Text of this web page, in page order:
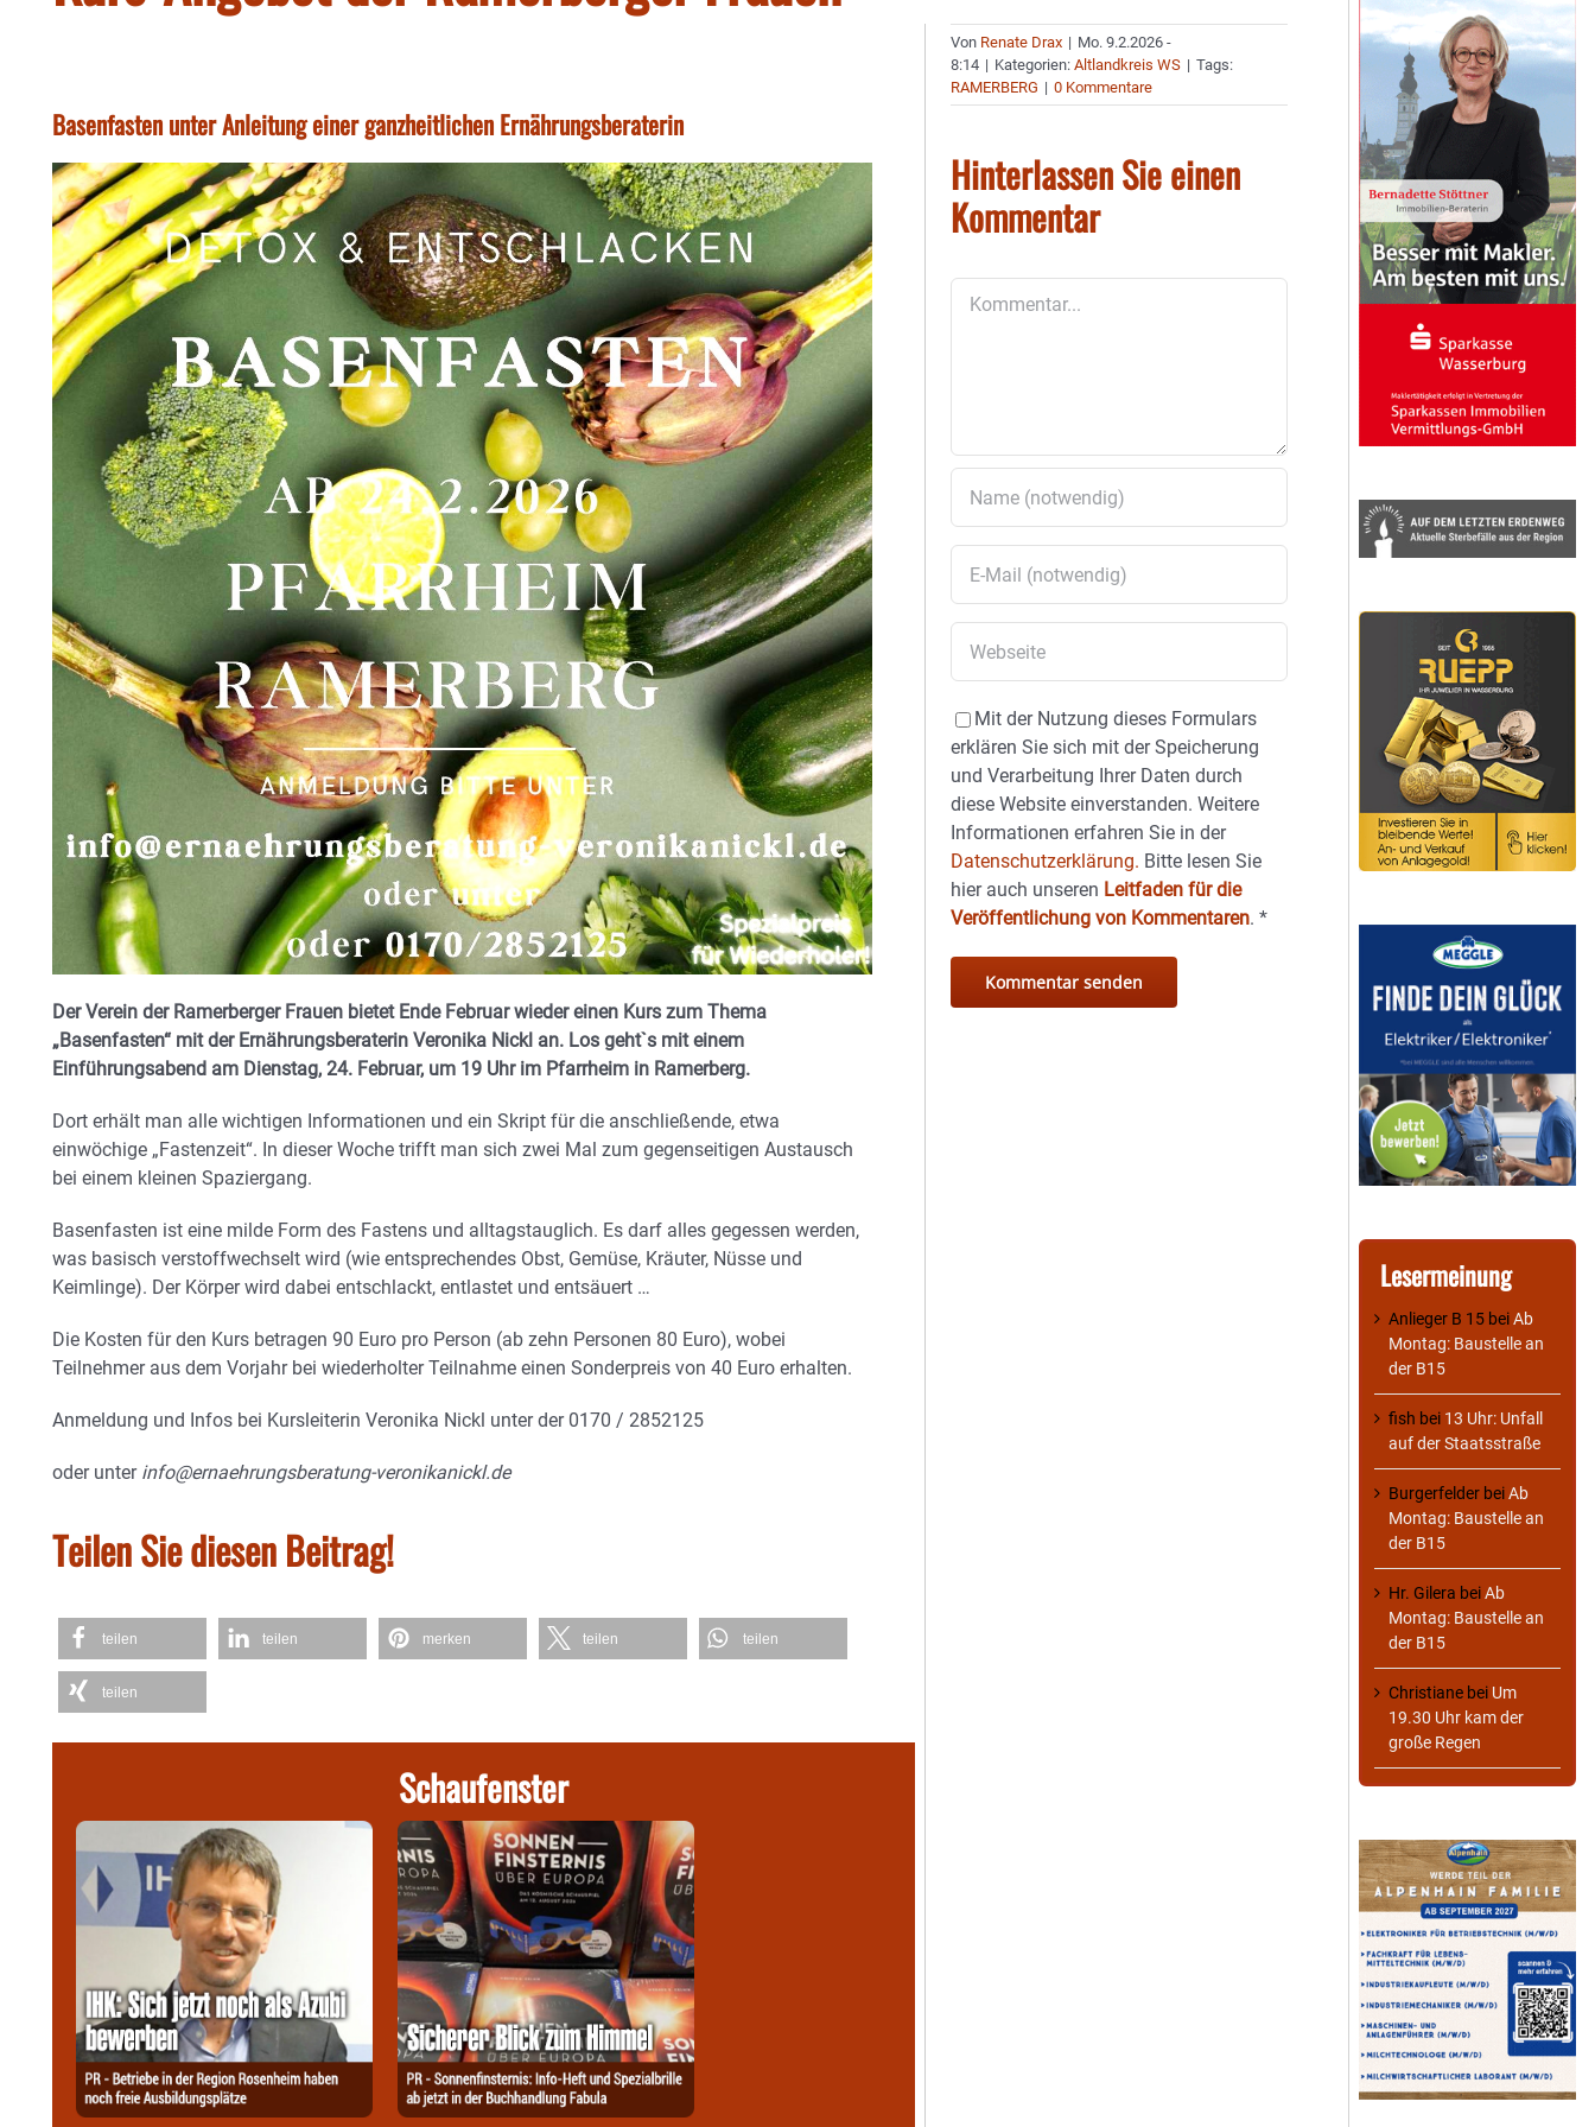
Basenfasten unter Anleitung einer ganzheitlichen Ernährungsberaterin
Der Verein der Ramerberger Frauen bietet Ende Februar wieder einen Kurs zum Thema
„Basenfasten“ mit der Ernährungsberaterin Veronika Nickl an. Los geht`s mit einem
Einführungsabend am Dienstag, 24. Februar, um 19 Uhr im Pfarrheim in Ramerberg.
Dort erhält man alle wichtigen Informationen und ein Skript für die anschließende, etwa
einwöchige „Fastenzeit“. In dieser Woche trifft man sich zwei Mal zum gegenseitigen Austausch
bei einem kleinen Spaziergang.
Basenfasten ist eine milde Form des Fastens und alltagstauglich. Es darf alles gegessen werden,
was basisch verstoffwechselt wird (wie entsprechendes Obst, Gemüse, Kräuter, Nüsse und
Keimlinge). Der Körper wird dabei entschlackt, entlastet und entsäuert …
Die Kosten für den Kurs betragen 90 Euro pro Person (ab zehn Personen 80 Euro), wobei
Teilnehmer aus dem Vorjahr bei wiederholter Teilnahme einen Sonderpreis von 40 Euro erhalten.
Anmeldung und Infos bei Kursleiterin Veronika Nickl unter der 0170 / 2852125
oder unterinfo@ernaehrungsberatung-veronikanickl.de
Teilen Sie diesen Beitrag!
teilen teilen merken teilen teilen
teilen
Schaufenster
Von Renate Drax | Mo. 9.2.2026 -
8:14 | Kategorien:Altlandkreis WS | Tags:
RAMERBERG | 0 Kommentare
Hinterlassen Sie einen
Kommentar
Mit der Nutzung dieses Formulars
erklären Sie sich mit der Speicherung
und Verarbeitung Ihrer Daten durch
diese Website einverstanden. Weitere
Informationen erfahren Sie in der
Datenschutzerklärung. Bitte lesen Sie
hier auch unseren Leitfaden für die
Veröffentlichung von Kommentaren.*
Lesermeinung
Anlieger B 15 beiAb
Montag: Baustelle an
der B15
fish bei 13 Uhr: Unfall
auf der Staatsstraße
Burgerfelder beiAb
Montag: Baustelle an
der B15
Hr. Gilera beiAb
Montag: Baustelle an
der B15
Christiane bei Um
19.30 Uhr kam der
große Regen